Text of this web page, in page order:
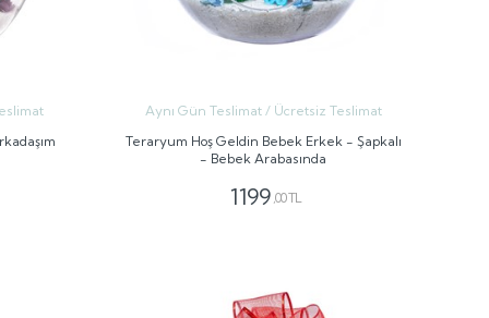
Aynı Gün Teslimat / Ücretsiz Teslimat
Teraryum Hoş Geldin Bebek Erkek - Şapkalı
- Bebek Arabasında
1199 ,00 TL